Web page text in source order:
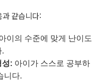
같습니다:
이의 수준에 맞게 난이도
.
성: 아이가 스스로 공부하
니다.